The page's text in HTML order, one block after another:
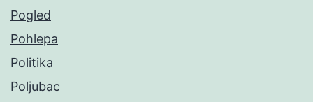
Pogled
Pohlepa
Politika
Poljubac